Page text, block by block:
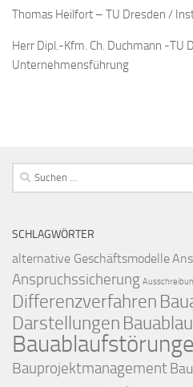
Thomas Heilfort – TU Dresden /
Herr Dipl.-Kfm. Ch. Duchmann -
Unternehmensführung
Suchen
nach:
SCHLAGWÖRTER
alternative Geschäftsmodelle
Anspruchssicherung
Differenzverfahren
Darstellungen
Bauprojektmanagement